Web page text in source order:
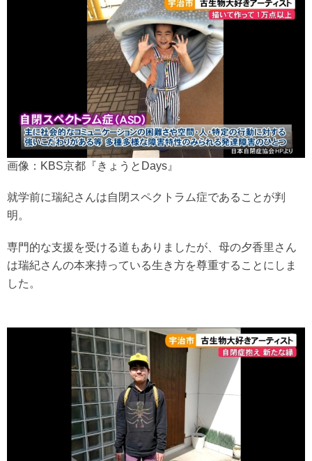
画像：KBS京都『きょうとDays』
就学前に瑞紀さんは自閉スペクトラム症であることが判
明。
専門的な支援を受ける道もありましたが、母の夕香里さん
は瑞紀さんの本来持っている生き方を尊重することにしま
した。